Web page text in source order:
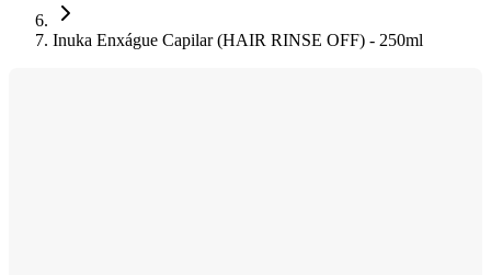
Inuka Enxágue Capilar (HAIR RINSE OFF) - 250ml